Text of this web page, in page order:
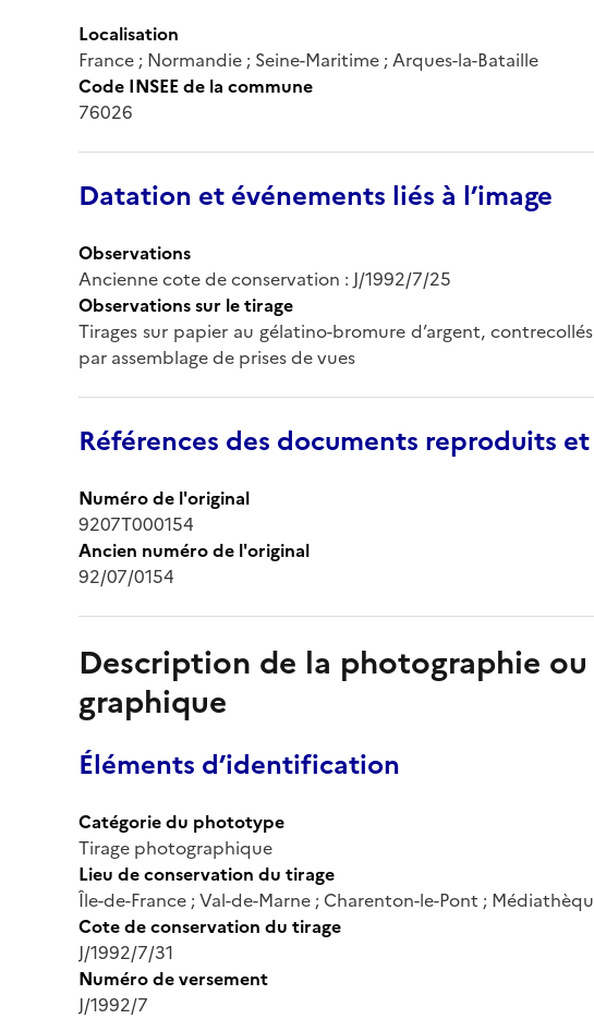
Localisation
France ; Normandie ; Seine-Maritime ; Arques-la-Bataille
Code INSEE de la commune
76026
Datation et événements liés à l’image
Observations
Ancienne cote de conservation : J/1992/7/25
Observations sur le tirage
Tirages sur papier au gélatino-bromure d’argent,
par assemblage de prises de vues
Références des documents reproduits
Numéro de l'original
9207T000154
Ancien numéro de l'original
92/07/0154
Description de la photographie
graphique
Éléments d’identification
Catégorie du phototype
Tirage photographique
Lieu de conservation du tirage
Île-de-France ; Val-de-Marne ; Charenton-le-Pont ;
Cote de conservation du tirage
J/1992/7/31
Numéro de versement
J/1992/7